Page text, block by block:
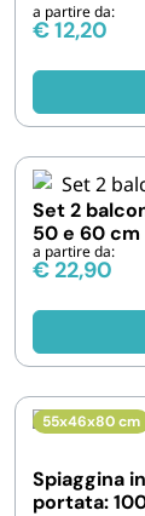
a partire da:
€12,20
Set 2
50 e 60 cm
a partire da:
€ 22,90
55x46x80 cm
Spiaggina
portata: